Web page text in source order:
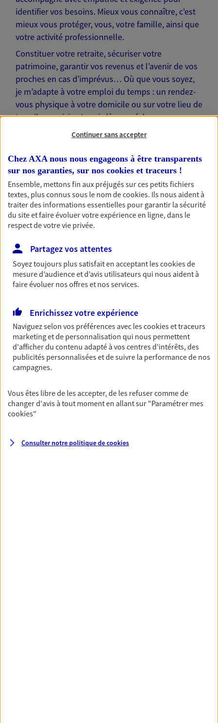
identifier vos besoins. Mieux vous connaître, c'est
mieux vous protéger, vous, votre famille, ainsi que
votre activité professionnelle.
Constituer votre retraite, sécuriser votre
patrimoine, garantir vos revenus et l’avenir de vos
proches en cas d’imprévus… Où que vous soyez,
je m’adapte à votre emploi du temps : un rendez-
vous physique à votre domicile ou sur votre lieu de
travail, une visio. Je suis là pour échanger avec
Nos offres phares
Réalisez vos projets grâce à votre épargne : achat
immobilier, études des enfants ou voyage autour
du monde… Épargnez à votre rythme et
simplement, selon votre profil.
Retraite
Préparez sereinement ce nouveau chapitre de
votre vie avec les conseils d'un expert. Découvrez
notre solution PER (Plan Epargne Retraite)
spécialement conçue pour la retraite.
Découvrir l'offre Retraite
Pour un avenir serein, assurez-vous avec notre
contrat prévoyance. Préservez vos proches en cas
Continuer sans accepter
Chez AXA nous nous engageons à être transparents
sur nos garanties, sur nos cookies et traceurs !
Ensemble, mettons fin aux préjugés sur ces petits fichiers
textes, plus connus sous le nom decookies. Ils nous aident à
traiter des informations essentielles pour garantir la sécurité
du site et faire évoluer votre expérience en ligne, dans le
respect de votre vie privée.
Partagez vos attentes
Soyez toujours plus satisfait en acceptant lescookiesde
mesure d’audience et d’avis utilisateurs qui nous aident à
faire évoluer nos offres et nos services.
Enrichissez votre expérience
Naviguez selon vos préférences avec lescookies et traceurs
marketing et de personnalisation qui nous permettent
d'afficher du contenu adapté à vos centres d'intérêts, des
publicités personnalisées et de suivre la performance de nos
campagnes.
Vous êtes libre de les accepter, de les refuser comme de
changer d'avis à tout moment en allant sur "Paramétrer mes
cookies"
Consulter notre politique decookies